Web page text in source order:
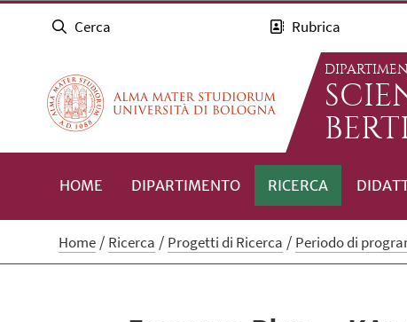
Cerca Rubrica
HOME DIPARTIMENTO RICERCA
Home Ricerca Progetti di Ricerca Periodo di